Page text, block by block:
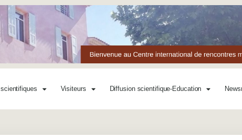
Visiteurs Diffusion scientifique-Education